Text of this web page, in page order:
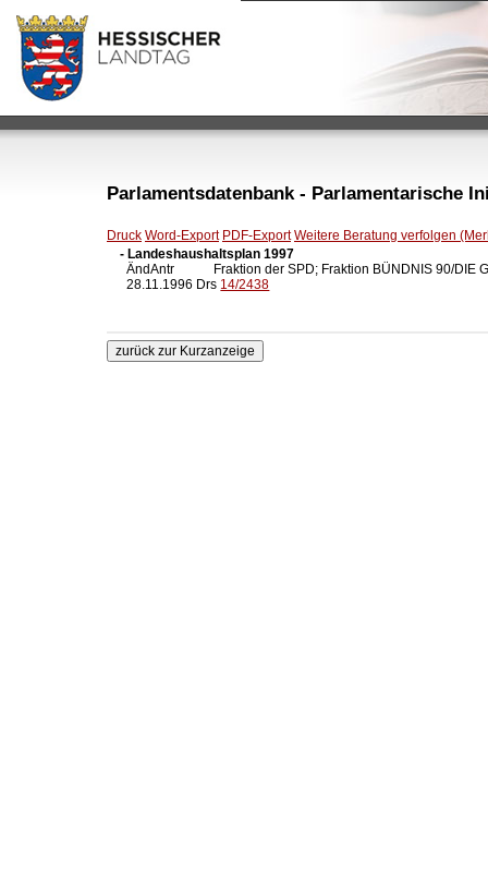
Parlamentsdatenbank - Parlamentarische
Druck Word-Export PDF-Export Weitere Beratung verfolgen
- Landeshaushaltsplan 1997
ÄndAntr            Fraktion der SPD; Fraktion BÜNDNIS 90/DIE
  28.11.1996 Drs
14/2438